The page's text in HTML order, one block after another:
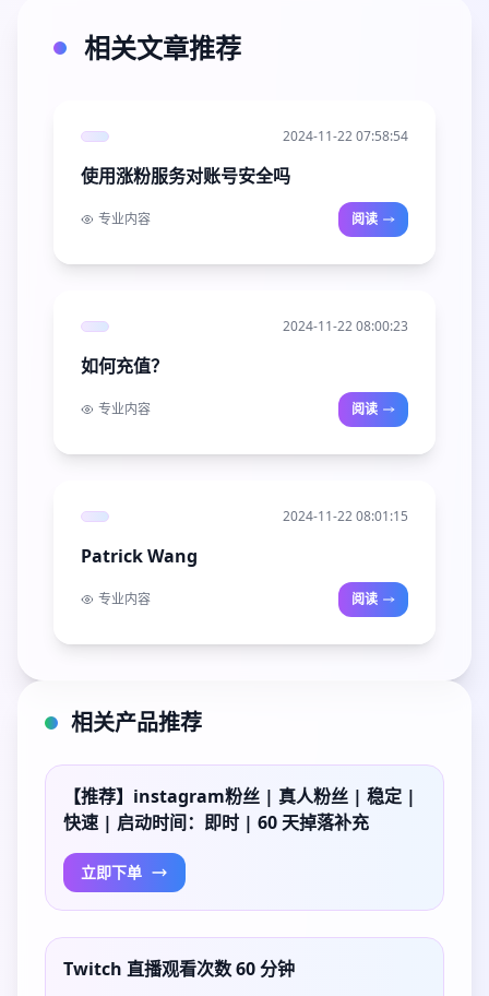
相关文章推荐
2024-11-22 07:58:54
使用涨粉服务对账号安全吗
专业内容 阅读
2024-11-22 08:00:23
如何充值？
专业内容 阅读
2024-11-22 08:01:15
Patrick Wang
专业内容 阅读
相关产品推荐
【推荐】instagram粉丝 | 真人粉丝 | 稳定 |
快速 | 启动时间：即时 | 60 天掉落补充
立即下单
Twitch 直播观看次数 60 分钟